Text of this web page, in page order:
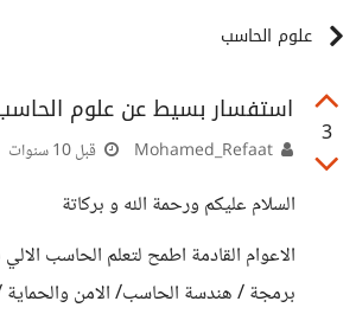
علوم الحاسب
3
استفسار بسيط عن علوم
قبل 10 سنوات
السلام عليكم ورحمة الله و بركاتة
الاعوام القادمة اطمح لتعلم الحاسب
برمجة / هندسة الحاسب/ الامن والحماية /